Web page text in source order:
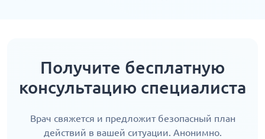
Получите бесплатную
консультацию специалиста
Врач свяжется и предложит безопасный план
действий в вашей ситуации. Анонимно.